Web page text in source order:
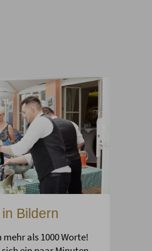
Bildern
mehr als 1000 Worte!